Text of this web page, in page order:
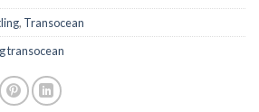
, Transocean
transocean